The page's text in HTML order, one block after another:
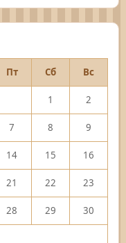
Пт Сб Вс
1 2
7 8 9
14 15 16
21 22 23
28 29 30